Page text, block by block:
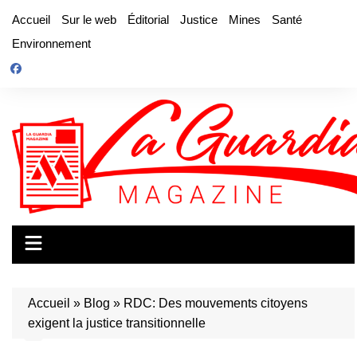
contenu
Accueil Sur le web Éditorial Justice Mines
Santé
Environnement
Accueil » Blog » RDC: Des mouvements citoyens
exigent la justice transitionnelle